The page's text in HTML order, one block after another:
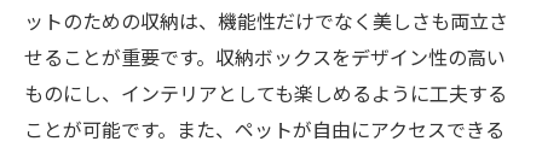
ットのための収納は、機能性だけでなく美しさも両立さ
せることが重要です。収納ボックスをデザイン性の高い
ものにし、インテリアとしても楽しめるように工夫する
ことが可能です。また、ペットが自由にアクセスできる